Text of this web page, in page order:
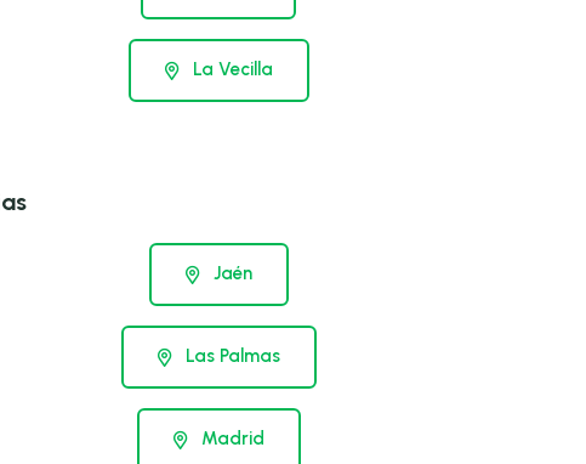
La Vecilla
Jaén
Las Palmas
Madrid